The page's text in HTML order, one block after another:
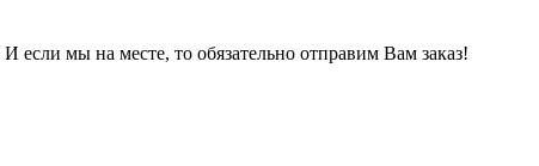
И если мы на месте, то обязательно отправим Вам заказ!